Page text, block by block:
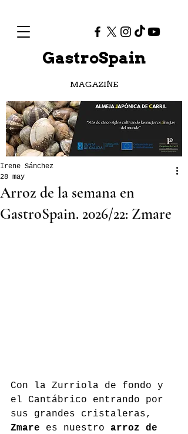
GastroSpain
MAGAZINE
Arroz de la semana en
GastroSpain. 2026/22: Zmare
Irene Sánchez
28 may
Con la Zurriola de fondo y
el Cantábrico entrando por
sus grandes cristaleras,
Zmare es nuestro arroz de